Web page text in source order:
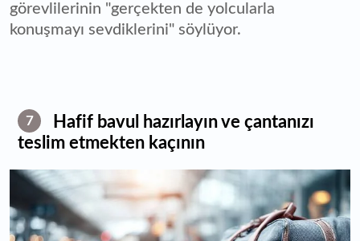
görevlilerinin "gerçekten de yolcularla
konuşmayı sevdiklerini" söylüyor.
7
Hafif bavul hazırlayın ve çantanızı
teslim etmekten kaçının